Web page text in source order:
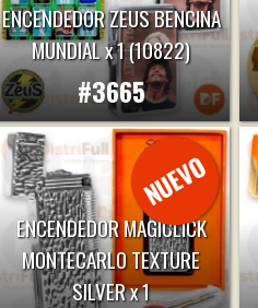
ENCENDEDOR ZEUS BENCINA
MUNDIAL x 1 (10822)
#3665
ENCENDEDOR MAGICLICK
MONTECARLO TEXTURE
SILVER x 1